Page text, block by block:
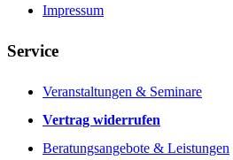
Impressum
Service
Veranstaltungen & Seminare
Vertrag widerrufen
Beratungsangebote & Leistungen